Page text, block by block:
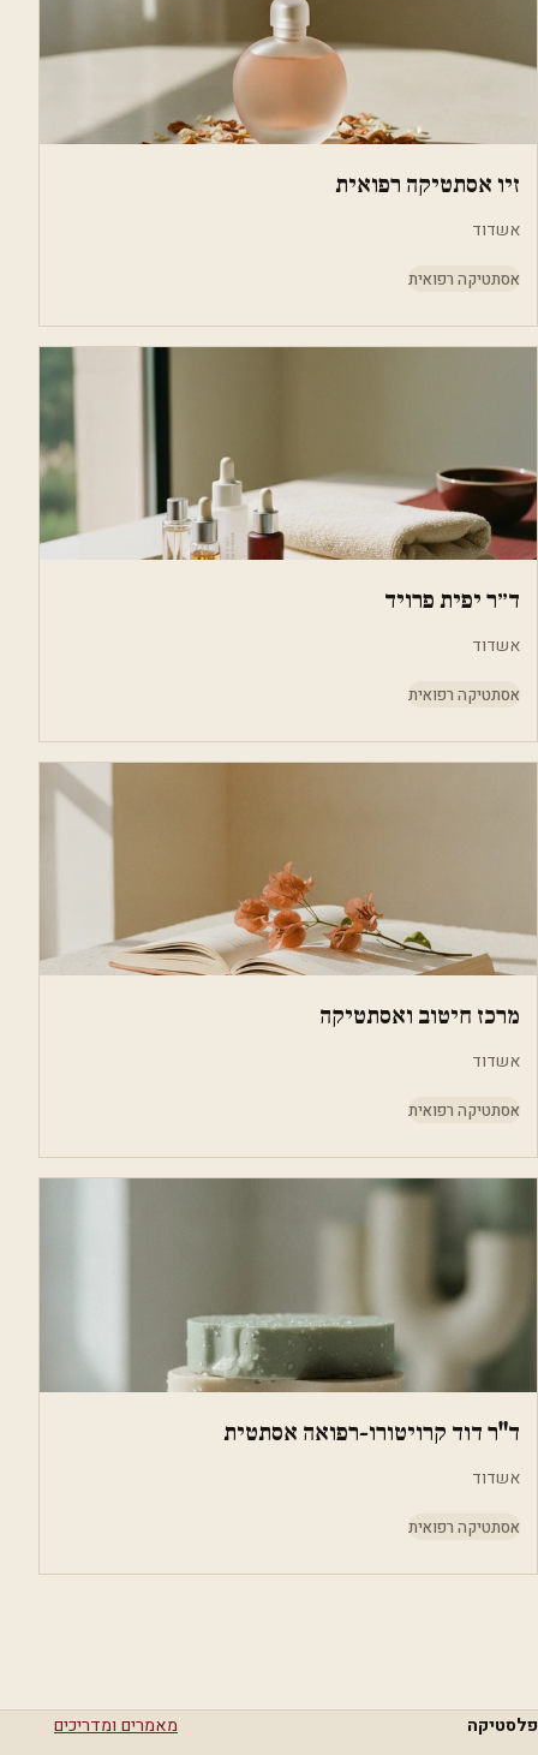
זיו אסתטיקה רפואית
אשדוד
אסתטיקה רפואית
ד״ר יפית פרויד
אשדוד
אסתטיקה רפואית
מרכז חיטוב ואסתטיקה
אשדוד
אסתטיקה רפואית
ד"ר דוד קרויטורו-רפואה אסתטית
אשדוד
אסתטיקה רפואית
פלסטיקה
מאמרים ומדריכים